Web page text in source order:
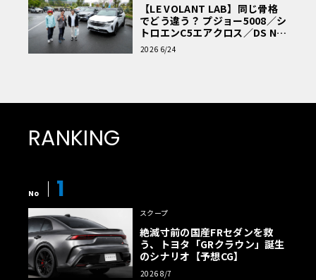
【LE VOLANT LAB】同じ骨格
でどう違う？ プジョー5008／シ
トロエンC5エアクロス／DS Nº4
読者一気乗りレポート
2026 6/24
RANKING
No 1
スクープ
絶滅寸前の国産FRセダンを救
う、トヨタ「GRクラウン」誕生
のシナリオ【予想CG】
2026 8/7